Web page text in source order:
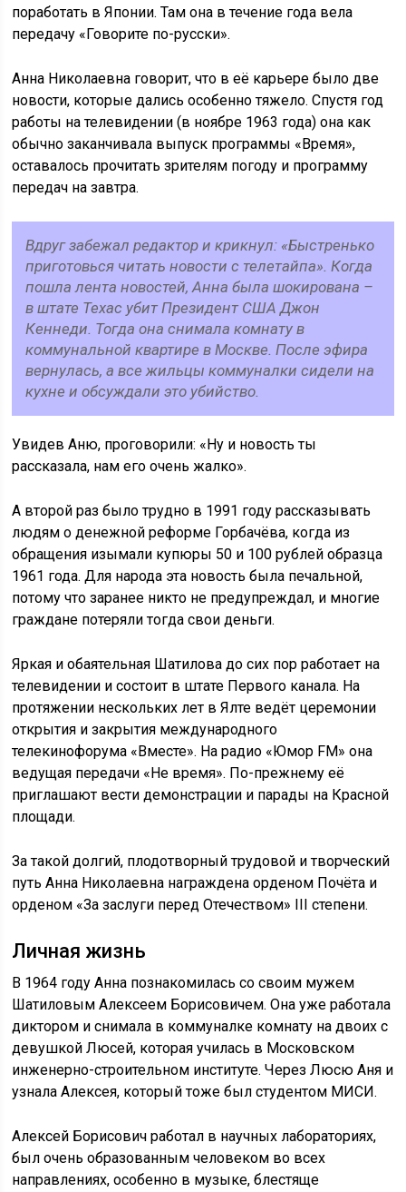
поработать в Японии. Там она в течение года вела
передачу «Говорите по-русски».
Анна Николаевна говорит, что в её карьере было две
новости, которые дались особенно тяжело. Спустя год
работы на телевидении (в ноябре 1963 года) она как
обычно заканчивала выпуск программы «Время»,
оставалось прочитать зрителям погоду и программу
передач на завтра.
Вдруг забежал редактор и крикнул: «Быстренько
приготовься читать новости с телетайпа». Когда
пошла лента новостей, Анна была шокирована –
в штате Техас убит Президент США Джон
Кеннеди. Тогда она снимала комнату в
коммунальной квартире в Москве. После эфира
вернулась, а все жильцы коммуналки сидели на
кухне и обсуждали это убийство.
Увидев Аню, проговорили: «Ну и новость ты
рассказала, нам его очень жалко».
А второй раз было трудно в 1991 году рассказывать
людям о денежной реформе Горбачёва, когда из
обращения изымали купюры 50 и 100 рублей образца
1961 года. Для народа эта новость была печальной,
потому что заранее никто не предупреждал, и многие
граждане потеряли тогда свои деньги.
Яркая и обаятельная Шатилова до сих пор работает на
телевидении и состоит в штате Первого канала. На
протяжении нескольких лет в Ялте ведёт церемонии
открытия и закрытия международного
телекинофорума «Вместе». На радио «Юмор FM» она
ведущая передачи «Не время». По-прежнему её
приглашают вести демонстрации и парады на Красной
площади.
За такой долгий, плодотворный трудовой и творческий
путь Анна Николаевна награждена орденом Почёта и
орденом «За заслуги перед Отечеством» III степени.
Личная жизнь
В 1964 году Анна познакомилась со своим мужем
Шатиловым Алексеем Борисовичем. Она уже работала
диктором и снимала в коммуналке комнату на двоих с
девушкой Люсей, которая училась в Московском
инженерно-строительном институте. Через Люсю Аня и
узнала Алексея, который тоже был студентом МИСИ.
Алексей Борисович работал в научных лабораториях,
был очень образованным человеком во всех
направлениях, особенно в музыке, блестяще